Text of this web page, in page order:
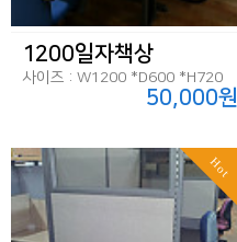
1200일자책상
사이즈 : W1200 *D600 *H720
50,000원
Hot